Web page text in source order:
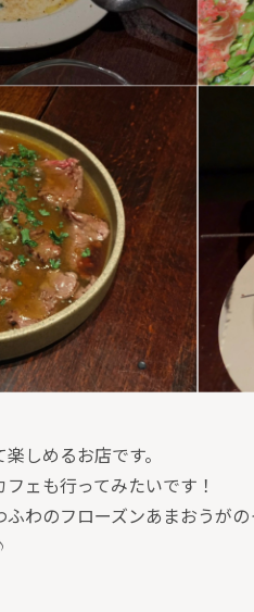
しめるお店です。
ェも行ってみたいです！
わのフローズンあまおうが